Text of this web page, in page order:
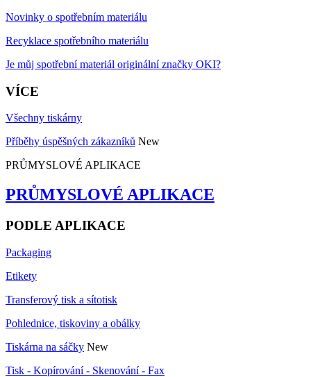
Novinky o spotřebním materiálu
Recyklace spotřebního materiálu
Je můj spotřební materiál originální značky OKI?
VÍCE
Všechny tiskárny
Příběhy úspěšných zákazníků New
PRŮMYSLOVÉ APLIKACE
PRŮMYSLOVÉ APLIKACE
PODLE APLIKACE
Packaging
Etikety
Transferový tisk a sítotisk
Pohlednice, tiskoviny a obálky
Tiskárna na sáčky New
Tisk - Kopírování - Skenování - Fax